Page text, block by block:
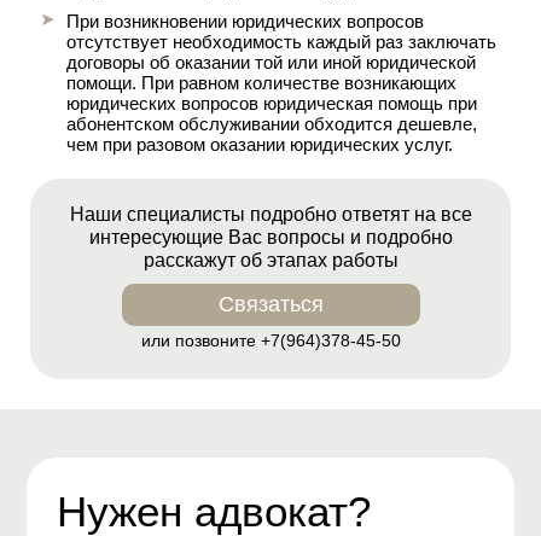
При возникновении юридических вопросов
отсутствует необходимость каждый раз заключать
договоры об оказании той или иной юридической
помощи. При равном количестве возникающих
юридических вопросов юридическая помощь при
абонентском обслуживании обходится дешевле,
чем при разовом оказании юридических услуг.
Наши специалисты подробно ответят на все
интересующие Вас вопросы и подробно
расскажут об этапах работы
Связаться
или позвоните+7(964)378-45-50
Нужен адвокат?